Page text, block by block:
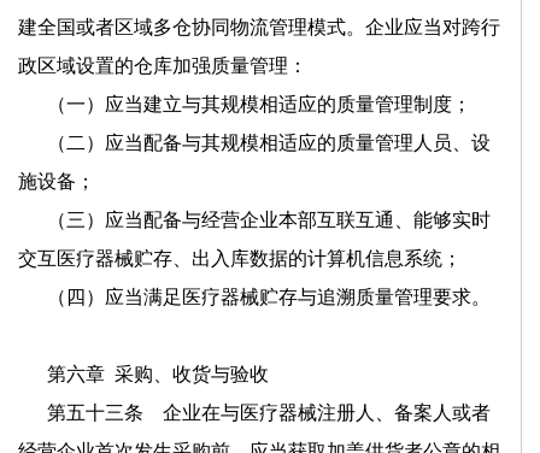
建全国或者区域多仓协同物流管理模式。企业应当对跨行
政区域设置的仓库加强质量管理：
（一）应当建立与其规模相适应的质量管理制度；
（二）应当配备与其规模相适应的质量管理人员、设
施设备；
（三）应当配备与经营企业本部互联互通、能够实时
交互医疗器械贮存、出入库数据的计算机信息系统；
（四）应当满足医疗器械贮存与追溯质量管理要求。
第六章 采购、收货与验收
第五十三条 企业在与医疗器械注册人、备案人或者